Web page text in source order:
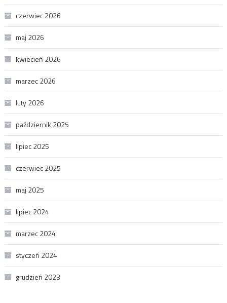
czerwiec 2026
maj 2026
kwiecień 2026
marzec 2026
luty 2026
październik 2025
lipiec 2025
czerwiec 2025
maj 2025
lipiec 2024
marzec 2024
styczeń 2024
grudzień 2023